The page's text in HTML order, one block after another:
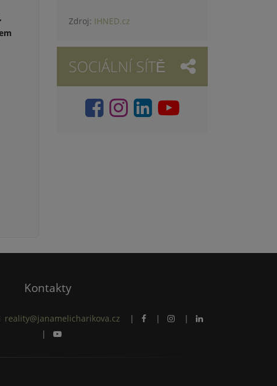
Zdroj: IHNED.cz
SOCIÁLNÍ SÍTĚ
Kontakty
reality@janamelicharikova.cz | |
|
|